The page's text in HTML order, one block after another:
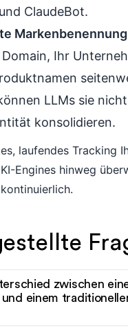
ClaudeBot.
Ihr
LLMs sie
konsolidieren.
laufendes Tracking
Engines hinweg
zwischen
einem